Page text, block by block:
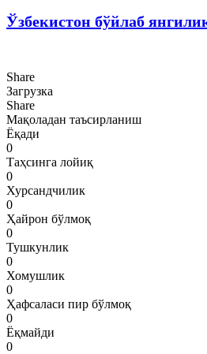
Ўзбекистон бўйлаб
Share
Загрузка
Share
Мақоладан таъсирланиш
Ёқади
0
Таҳсинга лойиқ
0
Хурсандчилик
0
Ҳайрон бўлмоқ
0
Тушкунлик
0
Хомушлик
0
Ҳафсаласи пир бўлмоқ
0
Ёқмайди
0